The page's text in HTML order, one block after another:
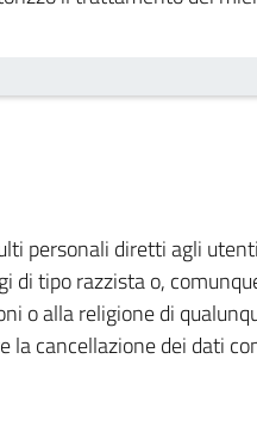
personali diretti agli
di tipo razzista o,
o alla religione di
cancellazione dei dati